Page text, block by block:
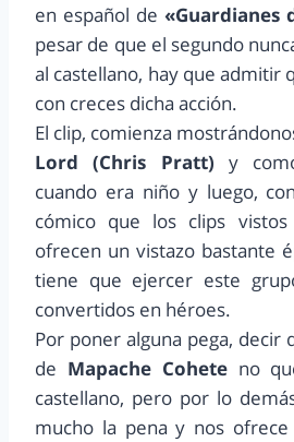
en español de «Guardianes
pesar de que el segundo
al castellano, hay que admitir
con creces dicha acción.
El clip, comienza
Lord (Chris Pratt) y
cuando era niño y luego,
cómico que los clips
ofrecen un vistazo bastante
tiene que ejercer este
convertidos en héroes.
Por poner alguna pega, decir
de Mapache Cohete no
castellano, pero por lo
mucho la pena y nos